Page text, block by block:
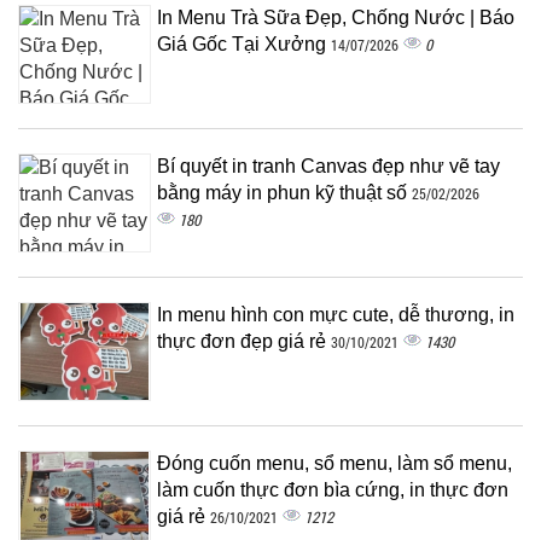
In Menu Trà Sữa Đẹp, Chống Nước | Báo
Giá Gốc Tại Xưởng 14/07/2026 0
Bí quyết in tranh Canvas đẹp như vẽ tay
bằng máy in phun kỹ thuật số 25/02/2026
180
In menu hình con mực cute, dễ thương, in
thực đơn đẹp giá rẻ 30/10/2021 1430
Đóng cuốn menu, sổ menu, làm sổ menu,
làm cuốn thực đơn bìa cứng, in thực đơn
giá rẻ 26/10/2021 1212